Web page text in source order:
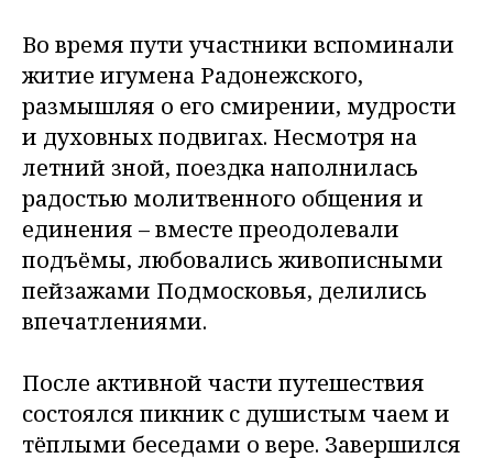
Во время пути участники вспоминали
житие игумена Радонежского,
размышляя о его смирении, мудрости
и духовных подвигах. Несмотря на
летний зной, поездка наполнилась
радостью молитвенного общения и
единения – вместе преодолевали
подъёмы, любовались живописными
пейзажами Подмосковья, делились
впечатлениями.
После активной части путешествия
состоялся пикник с душистым чаем и
тёплыми беседами о вере. Завершился